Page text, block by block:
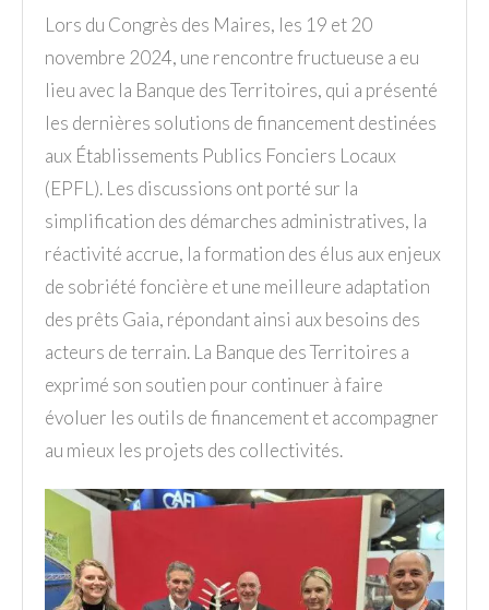
Lors du Congrès des Maires, les 19 et 20
novembre 2024, une rencontre fructueuse a eu
lieu avec la Banque des Territoires, qui a présenté
les dernières solutions de financement destinées
aux Établissements Publics Fonciers Locaux
(EPFL). Les discussions ont porté sur la
simplification des démarches administratives, la
réactivité accrue, la formation des élus aux enjeux
de sobriété foncière et une meilleure adaptation
des prêts Gaia, répondant ainsi aux besoins des
acteurs de terrain. La Banque des Territoires a
exprimé son soutien pour continuer à faire
évoluer les outils de financement et accompagner
au mieux les projets des collectivités.